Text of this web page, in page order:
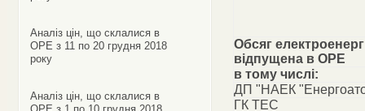
Аналіз цін, що склалися в
ОРЕ з 11 по 20 грудня 2018
року
Аналіз цін, що склалися в
Обсяг
відпущена в ОРЕ
в тому числі:
ДП "НАЕК
ГК ТЕС